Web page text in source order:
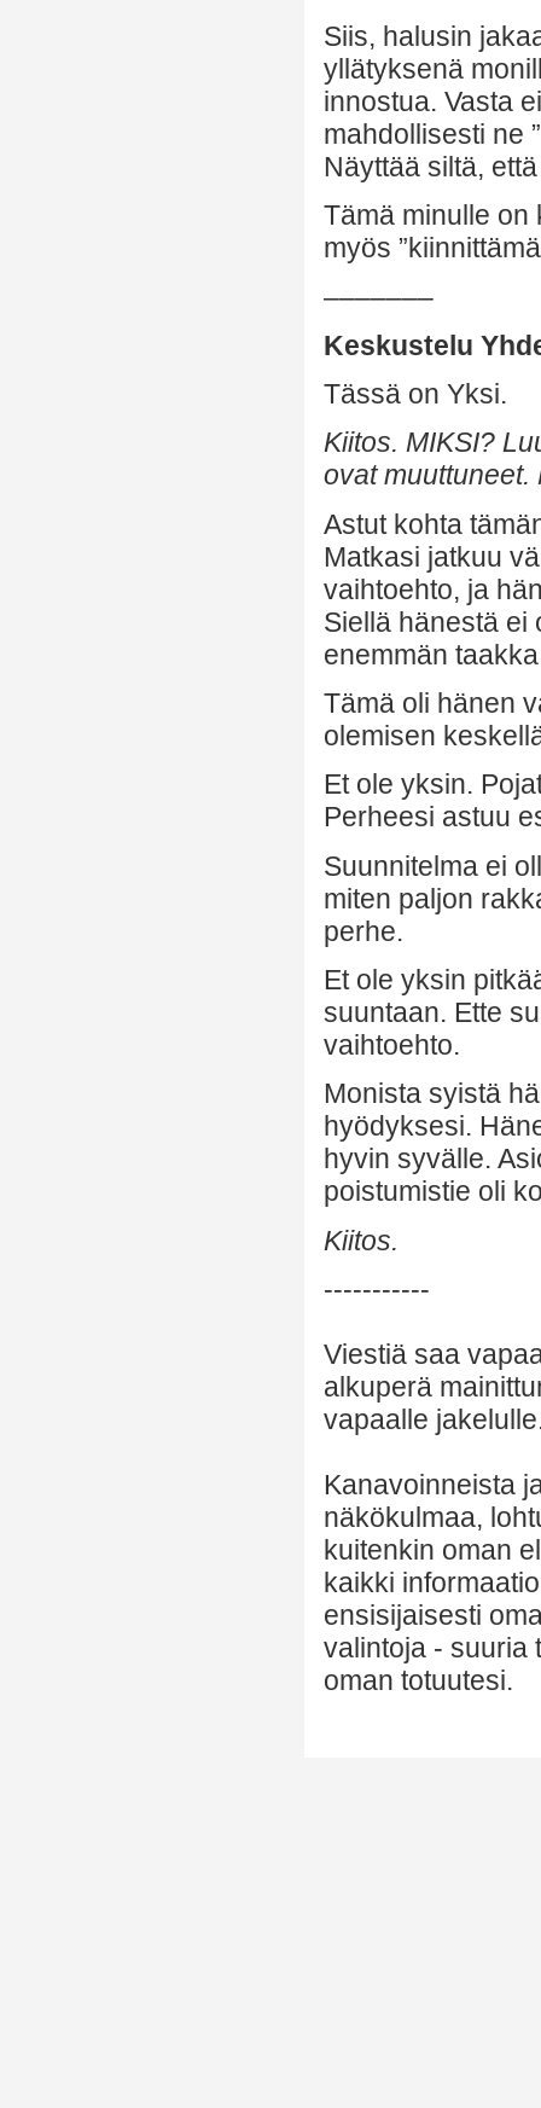
Siis, halusin
yllätyksenä
innostua. Vasta
mahdollisesti ne
Näyttää siltä,
Tämä minulle on
myös
–––––––
Keskustelu
Tässä on Yksi.
Kiitos. MIKSI?
ovat muuttuneet.
Astut kohta
Matkasi jatkuu
vaihtoehto, ja
Siellä hänestä ei
enemmän
Tämä oli hänen
olemisen
Et ole yksin.
Perheesi astuu
Suunnitelma ei
miten paljon
perhe.
Et ole yksin
suuntaan. Ette
vaihtoehto.
Monista syistä
hyödyksesi.
hyvin syvälle.
poistumistie oli
Kiitos.
-----------
Viestiä saa
alkuperä
vapaalle
Kanavoinneista
näkökulmaa,
kuitenkin oman
kaikki
ensisijaisesti
valintoja - suuria
oman totuutesi.